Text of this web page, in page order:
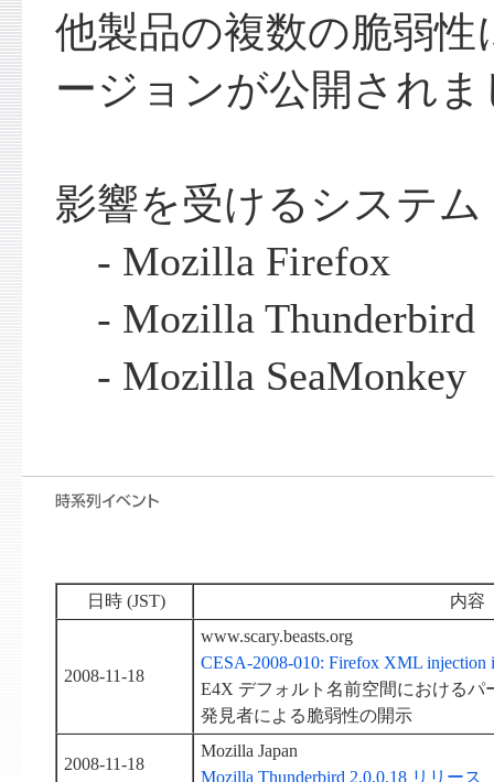
他製品の複数の脆弱性
ージョンが公開されま
影響を受けるシステム
- Mozilla Firefox
- Mozilla Thunderbird
- Mozilla SeaMonkey
日時 (JST) 内容
2008-11-18
www.scary.beasts.org
CESA-2008-010: Firefox XML injection
E4X デフォルト名前空間におけるパ
発見者による脆弱性の開示
2008-11-18
Mozilla Japan
Mozilla Thunderbird 2.0.0.18 リリース